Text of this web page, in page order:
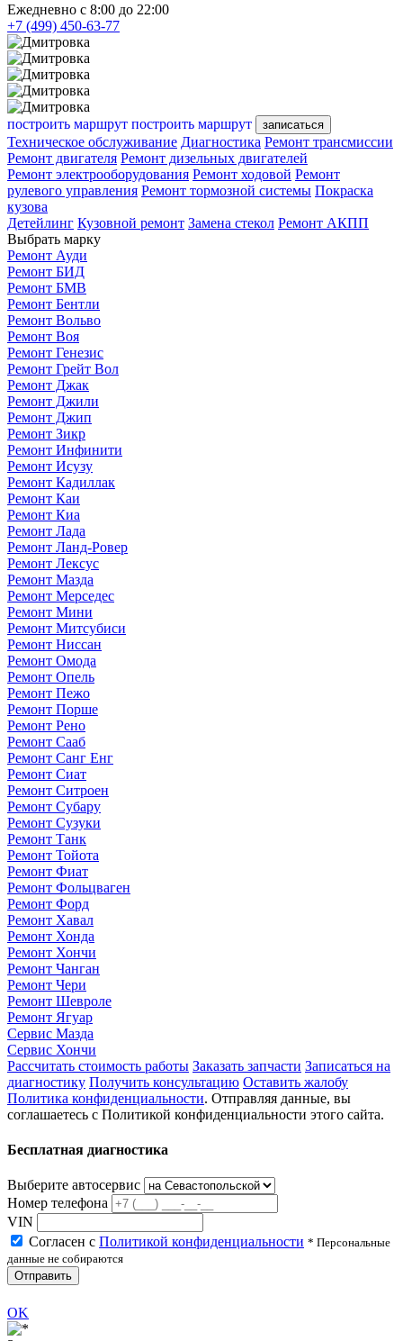
Ежедневно с 8:00 до 22:00
+7 (499) 450-63-77
построить маршрут построить маршрут записаться
Техническое обслуживание Диагностика Ремонт трансмиссии
Ремонт двигателя Ремонт дизельных двигателей
Ремонт электрооборудования Ремонт ходовой Ремонт
рулевого управления Ремонт тормозной системы Покраска
кузова
Детейлинг Кузовной ремонт Замена стекол Ремонт АКПП
Выбрать марку
Ремонт Ауди
Ремонт БИД
Ремонт БМВ
Ремонт Бентли
Ремонт Вольво
Ремонт Воя
Ремонт Генезис
Ремонт Грейт Вол
Ремонт Джак
Ремонт Джили
Ремонт Джип
Ремонт Зикр
Ремонт Инфинити
Ремонт Исузу
Ремонт Кадиллак
Ремонт Каи
Ремонт Киа
Ремонт Лада
Ремонт Ланд-Ровер
Ремонт Лексус
Ремонт Мазда
Ремонт Мерседес
Ремонт Мини
Ремонт Митсубиси
Ремонт Ниссан
Ремонт Омода
Ремонт Опель
Ремонт Пежо
Ремонт Порше
Ремонт Рено
Ремонт Сааб
Ремонт Санг Енг
Ремонт Сиат
Ремонт Ситроен
Ремонт Субару
Ремонт Сузуки
Ремонт Танк
Ремонт Тойота
Ремонт Фиат
Ремонт Фольцваген
Ремонт Форд
Ремонт Хавал
Ремонт Хонда
Ремонт Хончи
Ремонт Чанган
Ремонт Чери
Ремонт Шевроле
Ремонт Ягуар
Сервис Мазда
Сервис Хончи
Рассчитать стоимость работы Заказать запчасти Записаться на
диагностику Получить консультацию Оставить жалобу
Политика конфиденциальности. Отправляя данные, вы
соглашаетесь с Политикой конфиденциальности этого сайта.
Бесплатная диагностика
Выберите автосервис
Номер телефона
VIN
Согласен с Политикой конфиденциальности * Персональные
данные не собираются
Отправить
OK